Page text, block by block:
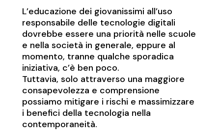
L’educazione dei giovanissimi all’uso
responsabile delle tecnologie digitali
dovrebbe essere una priorità nelle scuole
e nella società in generale, eppure al
momento, tranne qualche sporadica
iniziativa, c’è ben poco.
Tuttavia, solo attraverso una maggiore
consapevolezza e comprensione
possiamo mitigare i rischi e massimizzare
i benefici della tecnologia nella
contemporaneità.